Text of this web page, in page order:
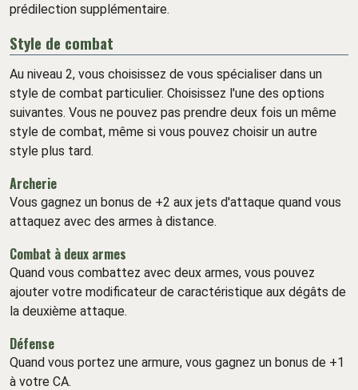
prédilection supplémentaire.
Style de combat
Au niveau 2, vous choisissez de vous spécialiser dans un
style de combat particulier. Choisissez l'une des options
suivantes. Vous ne pouvez pas prendre deux fois un même
style de combat, même si vous pouvez choisir un autre
style plus tard.
Archerie
Vous gagnez un bonus de +2 aux jets d'attaque quand vous
attaquez avec des armes à distance.
Combat à deux armes
Quand vous combattez avec deux armes, vous pouvez
ajouter votre modificateur de caractéristique aux dégâts de
la deuxième attaque.
Défense
Quand vous portez une armure, vous gagnez un bonus de +1
à votre CA.